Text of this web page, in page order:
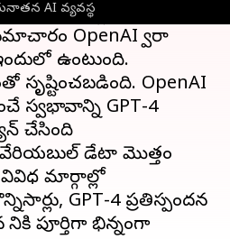
AI వ్యవస్థ
డేటా పబ్లిక్‌గా
OpenAI ద్వారా
ఉంటుంది.
సృష్టించబడింది. OpenAI
స్వభావాన్ని GPT-4
చేసింది
డేటా మొత్తం
వివిధ మార్గాల్లో
GPT-4 ప్రతిస్పందన
పూర్తిగా భిన్నంగా